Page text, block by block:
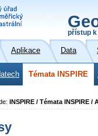
přístup k
Aplikace Data
Témata INSPIRE
INSPIRE / Témata INSPIRE /